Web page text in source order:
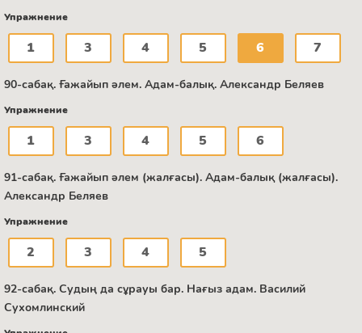
Упражнение
1 3 4 5 6 7
90-сабақ. Ғажайып әлем. Адам-балық. Александр Беляев
Упражнение
1 3 4 5 6
91-сабақ. Ғажайып әлем (жалғасы). Адам-балық (жалғасы).
Александр Беляев
Упражнение
2 3 4 5
92-сабақ. Судың да сұрауы бар. Нағыз адам. Василий
Сухомлинский